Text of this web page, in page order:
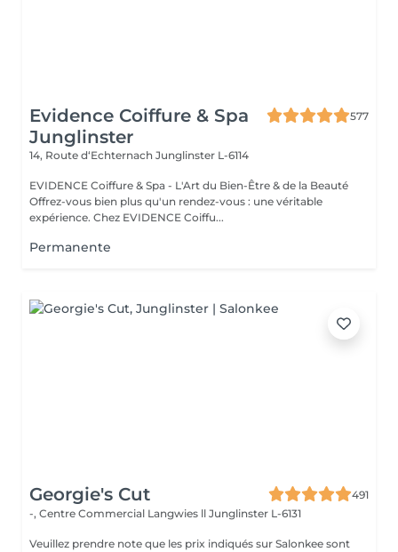
Evidence Coiffure & Spa
Junglinster
577
14, Route d‘Echternach Junglinster L-6114
EVIDENCE Coiffure & Spa - L'Art du Bien-Être & de la Beauté
Offrez-vous bien plus qu'un rendez-vous : une véritable
expérience. Chez EVIDENCE Coiffu...
Permanente
Georgie's Cut
491
-, Centre Commercial Langwies ll Junglinster L-6131
Veuillez prendre note que les prix indiqués sur Salonkee sont